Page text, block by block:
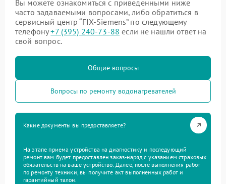
Вы можете ознакомиться с приведенными ниже
часто задаваемыми вопросами, либо обратиться в
сервисный центр “FIX-Siemens” по следующему
телефону+7 (395) 240-73-88 если не нашли ответ на
свой вопрос.
Общие вопросы
Вопросы по ремонту водонагревателей
Какие документы вы предоставляете?
На этапе приема устройства на диагностику и последующий
ремонт вам будет предоставлен заказ-наряд с указанием страховых
обязательств на ваше устройство. Далее, после выполнения работ
по ремонту техники, вы получите акт выполненных работ и
гарантийный талон.